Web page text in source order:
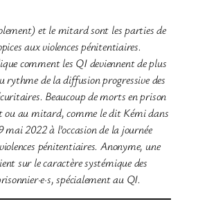
et le mitard sont les parties de
aux violences pénitentiaires.
comment les QI deviennent de plus
rythme de la diffusion progressive des
Beaucoup de morts en prison
ou au mitard, comme le dit Kémi dans
2022 à l’occasion de la journée
pénitentiaires. Anonyme, une
sur le caractère systémique des
spécialement au QI.